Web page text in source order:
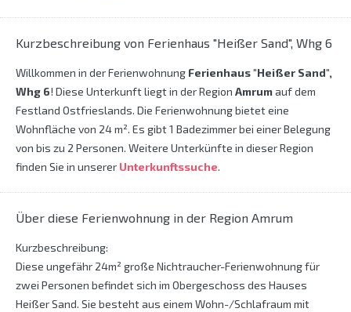
Kurzbeschreibung von Ferienhaus "Heißer Sand", Whg 6
Willkommen in der Ferienwohnung Ferienhaus "Heißer Sand",
Whg 6! Diese Unterkunft liegt in der Region Amrumauf dem
Festland Ostfrieslands. Die Ferienwohnung bietet eine
Wohnfläche von 24 m². Es gibt 1 Badezimmer bei einer Belegung
von bis zu 2 Personen. Weitere Unterkünfte in dieser Region
finden Sie in unserer Unterkunftssuche.
Über diese Ferienwohnung in der Region Amrum
Kurzbeschreibung:
Diese ungefähr 24m² große Nichtraucher-Ferienwohnung für
zwei Personen befindet sich im Obergeschoss des Hauses
Heißer Sand. Sie besteht aus einem Wohn-/Schlafraum mit